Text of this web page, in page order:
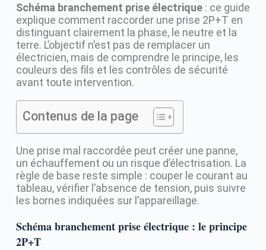
Schéma branchement prise électrique: ce guide
explique comment raccorder une prise 2P+T en
distinguant clairement la phase, le neutre et la
terre. L’objectif n’est pas de remplacer un
électricien, mais de comprendre le principe, les
couleurs des fils et les contrôles de sécurité
avant toute intervention.
Contenus de la page
Une prise mal raccordée peut créer une panne,
un échauffement ou un risque d’électrisation. La
règle de base reste simple : couper le courant au
tableau, vérifier l’absence de tension, puis suivre
les bornes indiquées sur l’appareillage.
Schéma branchement prise électrique : le principe
2P+T